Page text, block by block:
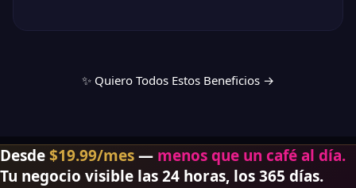
✨ Quiero Todos Estos Beneficios →
Desde$19.99/mes— menos que un café al día.
Tu negocio visible las 24 horas, los 365 días.